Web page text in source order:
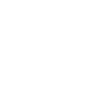
av et ord